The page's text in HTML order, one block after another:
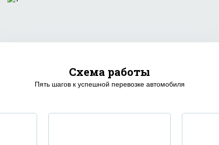
Схема работы
Пять шагов к успешной перевозке автомобиля